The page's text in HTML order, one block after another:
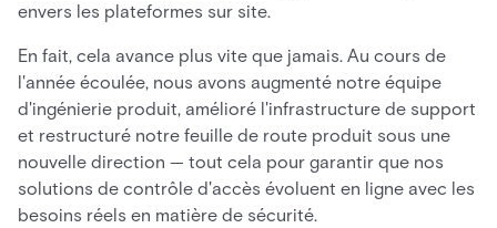
envers les plateformes sur site.
En fait, cela avance plus vite que jamais. Au cours de
l'année écoulée, nous avons augmenté notre équipe
d'ingénierie produit, amélioré l'infrastructure de support
et restructuré notre feuille de route produit sous une
nouvelle direction — tout cela pour garantir que nos
solutions de contrôle d'accès évoluent en ligne avec les
besoins réels en matière de sécurité.